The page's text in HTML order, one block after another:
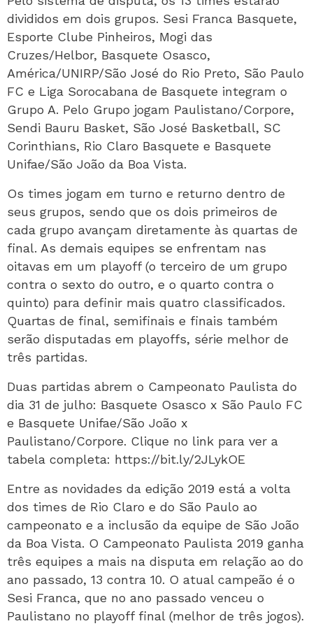
divididos em dois grupos. Sesi Franca Basquete,
Esporte Clube Pinheiros, Mogi das
Cruzes/Helbor, Basquete Osasco,
América/UNIRP/São José do Rio Preto, São Paulo
FC e Liga Sorocabana de Basquete integram o
Grupo A. Pelo Grupo jogam Paulistano/Corpore,
Sendi Bauru Basket, São José Basketball, SC
Corinthians, Rio Claro Basquete e Basquete
Unifae/São João da Boa Vista.
Os times jogam em turno e returno dentro de
seus grupos, sendo que os dois primeiros de
cada grupo avançam diretamente às quartas de
final. As demais equipes se enfrentam nas
oitavas em um playoff (o terceiro de um grupo
contra o sexto do outro, e o quarto contra o
quinto) para definir mais quatro classificados.
Quartas de final, semifinais e finais também
serão disputadas em playoffs, série melhor de
três partidas.
Duas partidas abrem o Campeonato Paulista do
dia 31 de julho: Basquete Osasco x São Paulo FC
e Basquete Unifae/São João x
Paulistano/Corpore. Clique no link para ver a
tabela completa: https://bit.ly/2JLykOE
Entre as novidades da edição 2019 está a volta
dos times de Rio Claro e do São Paulo ao
campeonato e a inclusão da equipe de São João
da Boa Vista. O Campeonato Paulista 2019 ganha
três equipes a mais na disputa em relação ao do
ano passado, 13 contra 10. O atual campeão é o
Sesi Franca, que no ano passado venceu o
Paulistano no playoff final (melhor de três jogos).